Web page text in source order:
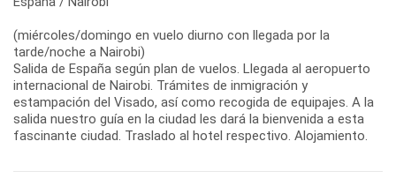
(miércoles/domingo en vuelo diurno con llegada por la
tarde/noche a Nairobi)
Salida de España según plan de vuelos. Llegada al aeropuerto
internacional de Nairobi. Trámites de inmigración y
estampación del Visado, así como recogida de equipajes. A la
salida nuestro guía en la ciudad les dará la bienvenida a esta
fascinante ciudad. Traslado al hotel respectivo. Alojamiento.